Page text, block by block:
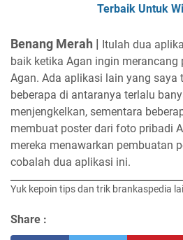
Terbaik Untuk
Benang Merah | Itulah dua
baik ketika Agan ingin
Agan. Ada aplikasi lain yang saya
beberapa di antaranya terlalu
menjengkelkan, sementara
membuat poster dari foto pribadi
mereka menawarkan pembuatan
cobalah dua aplikasi ini.
Yuk kepoin tips dan trik brankaspedia
Share :